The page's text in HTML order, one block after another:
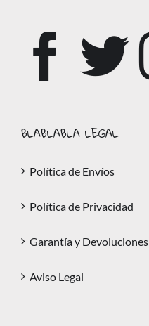
BLABLABLA LEGAL
Política de Envíos
Política de Privacidad
Garantía y Devoluciones
Aviso Legal